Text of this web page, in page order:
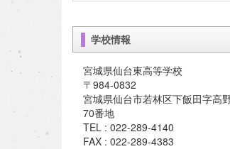
学校情報
宮城県仙台東高等学校
〒984-0832
宮城県仙台市若林区下飯田字高
70番地
TEL : 022-289-4140
FAX : 022-289-4383